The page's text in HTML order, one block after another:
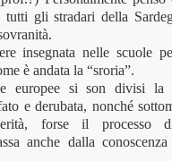
tutti gli stradari della
insegnata nelle scuole
è andata la “sroria”.
europee si son divisi la
e derubata, nonché
forse il processo
anche dalla